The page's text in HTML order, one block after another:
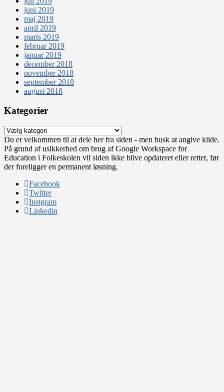
juni 2019
maj 2019
april 2019
marts 2019
februar 2019
januar 2019
december 2018
november 2018
september 2018
august 2018
Kategorier
Kategorier
Du er velkommen til at dele her fra siden - men husk at angive kilde.
På grund af usikkerhed om brug af Google Workspace for
Education i Folkeskolen vil siden ikke blive opdateret eller rettet, før
der foreligger en permanent løsning.
Facebook
Twitter
Instgram
Linkedin